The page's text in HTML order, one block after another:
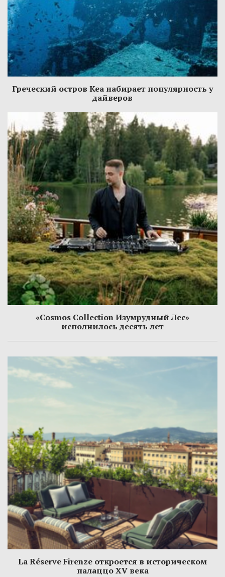
Греческий остров Кеа набирает популярность у
дайверов
«Cosmos Collection Изумрудный Лес»
исполнилось десять лет
La Réserve Firenze откроется в историческом
палаццо XV века